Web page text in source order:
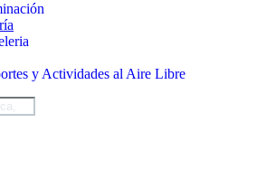
y Actividades al Aire Libre